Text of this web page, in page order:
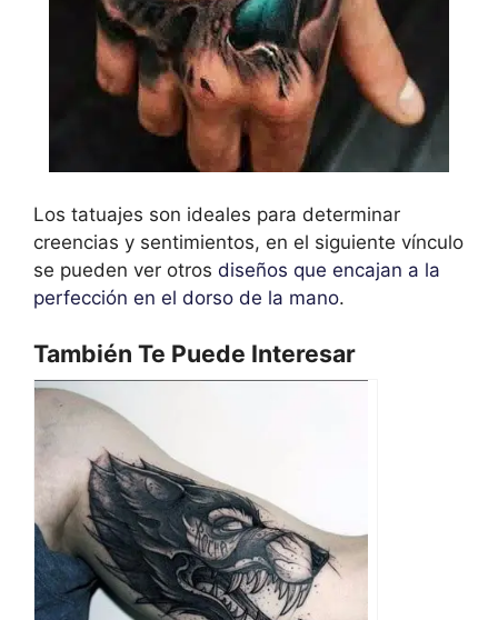
Los tatuajes son ideales para determinar
creencias y sentimientos, en el siguiente vínculo
se pueden ver otros diseños que encajan a la
perfección en el dorso de la mano.
También Te Puede Interesar